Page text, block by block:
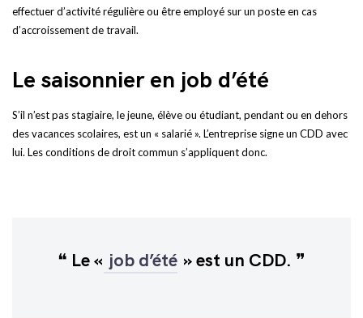
effectuer d’activité régulière ou être employé sur un poste en cas
d’accroissement de travail.
Le saisonnier en job d’été
S’il n’est pas stagiaire, le jeune, élève ou étudiant, pendant ou en dehors
des vacances scolaires, est un « salarié ». L’entreprise signe un CDD avec
lui. Les conditions de droit commun s’appliquent donc.
Le « job d’été » est un CDD.